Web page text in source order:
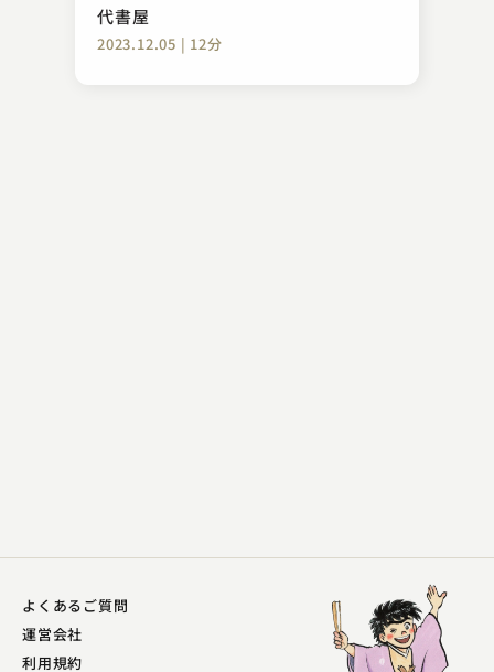
代書屋
2023.12.05 | 12分
2023.08.26 | 14分
よくあるご質問
運営会社
利用規約